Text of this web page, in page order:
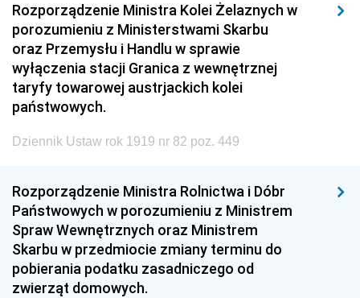
Rozporządzenie Ministra Kolei Żelaznych w
porozumieniu z Ministerstwami Skarbu
oraz Przemysłu i Handlu w sprawie
wyłączenia stacji Granica z wewnętrznej
taryfy towarowej austrjackich kolei
państwowych.
Dziennik Ustaw rok 1919 nr 82 poz. 449
Rozporządzenie Ministra Rolnictwa i Dóbr
Państwowych w porozumieniu z Ministrem
Spraw Wewnętrznych oraz Ministrem
Skarbu w przedmiocie zmiany terminu do
pobierania podatku zasadniczego od
zwierząt domowych.